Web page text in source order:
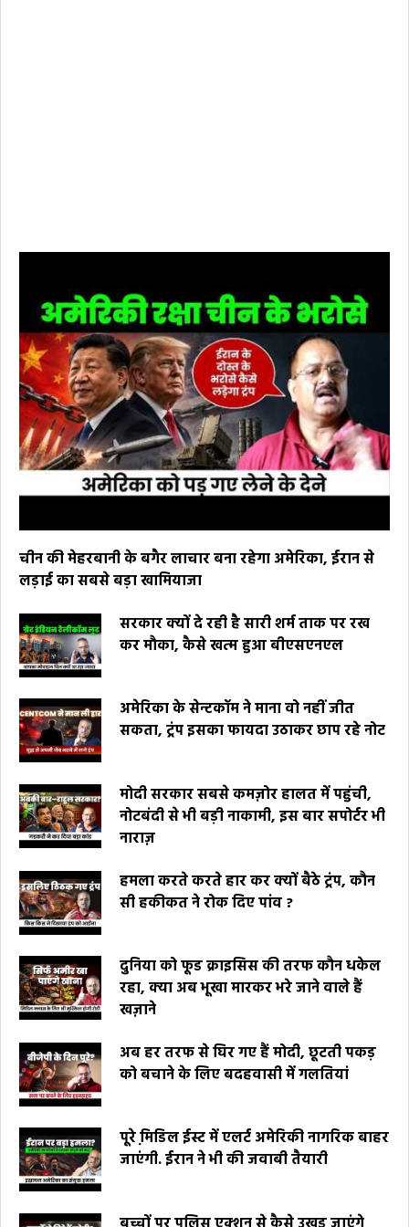
चीन की मेहरबानी के बगैर लाचार बना रहेगा अमेरिका, ईरान से
लड़ाई का सबसे बड़ा खामियाजा
सरकार क्यों दे रही है सारी शर्म ताक पर रख
कर मौका, कैसे खत्म हुआ बीएसएनएल
अमेरिका के सेन्टकॉम ने माना वो नहीं जीत
सकता, ट्रंप इसका फायदा उठाकर छाप रहे नोट
मोदी सरकार सबसे कमज़ोर हालत में पहुंची,
नोटबंदी से भी बड़ी नाकामी, इस बार सपोर्टर भी
नाराज़
हमला करते करते हार कर क्यों बैठे ट्रंप, कौन
सी हकीकत ने रोक दिए पांव ?
दुनिया को फूड क्राइसिस की तरफ कौन धकेल
रहा, क्या अब भूखा मारकर भरे जाने वाले हैं
खज़ाने
अब हर तरफ से घिर गए हैं मोदी, छूटती पकड़
को बचाने के लिए बदहवासी में गलतियां
पूरे मि़डिल ईस्ट में एलर्ट अमेरिकी नागरिक बाहर
जाएंगी. ईरान ने भी की जवाबी तैयारी